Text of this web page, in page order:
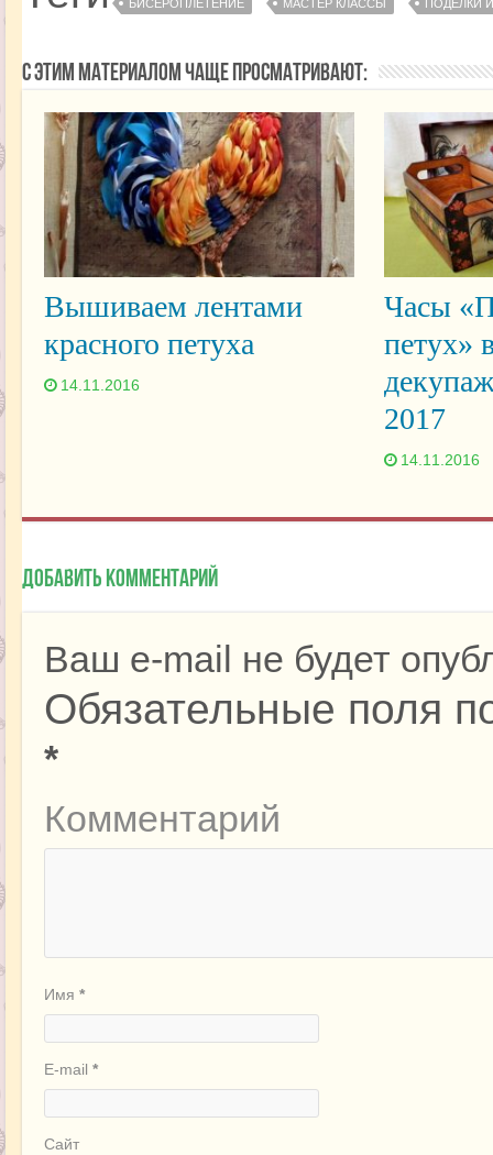
БИСЕРОПЛЕТЕНИЕ МАСТЕР КЛАССЫ ПОДЕЛКИ
С этим материалом чаще просматривают:
Вышиваем лентами
красного петуха
14.11.2016
Часы
петух»
2017
14.11.2016
Добавить комментарий
Ваш e-mail не будет
Обязательные поля
*
Комментарий
Имя *
E-mail *
Сайт